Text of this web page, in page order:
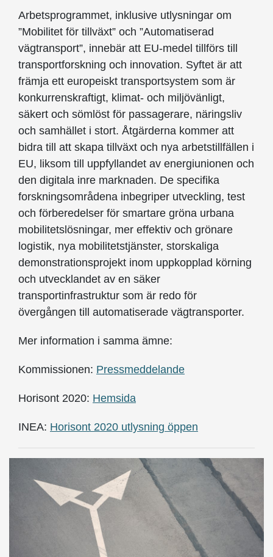
Arbetsprogrammet, inklusive utlysningar om
”Mobilitet för tillväxt” och ”Automatiserad
vägtransport”, innebär att EU-medel tillförs till
transportforskning och innovation. Syftet är att
främja ett europeiskt transportsystem som är
konkurrenskraftigt, klimat- och miljövänligt,
säkert och sömlöst för passagerare, näringsliv
och samhället i stort. Åtgärderna kommer att
bidra till att skapa tillväxt och nya arbetstillfällen i
EU, liksom till uppfyllandet av energiunionen och
den digitala inre marknaden. De specifika
forskningsområdena inbegriper utveckling, test
och förberedelser för smartare gröna urbana
mobilitetslösningar, mer effektiv och grönare
logistik, nya mobilitetstjänster, storskaliga
demonstrationsprojekt inom uppkopplad körning
och utvecklandet av en säker
transportinfrastruktur som är redo för
övergången till automatiserade vägtransporter.
Mer information i samma ämne:
Kommissionen: Pressmeddelande
Horisont 2020: Hemsida
INEA: Horisont 2020 utlysning öppen